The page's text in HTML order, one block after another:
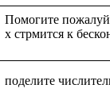
Помогите
поделите